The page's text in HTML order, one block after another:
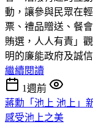
動，讓參與民眾在
票、禮品贈送、餐
賄選，人人有責」
明的廉能政府及誠
繼續閱讀
1週前
蔣勳「池上 池上」
感受池上之美